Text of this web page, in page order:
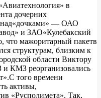
в
дочерних
над«дочками» — ОАО
и ЗАО«Кулебакский
что мажоритарный пакетв
структурам, близким к
области Виктору
КМЗ реорганизовались
того времени
активы,
«Русполимета». Так,